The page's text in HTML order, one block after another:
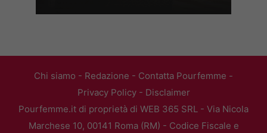
Chi siamo - Redazione - Contatta Pourfemme -
Privacy Policy- Disclaimer
Pourfemme.it di proprietà di WEB 365 SRL - Via Nicola
Marchese 10, 00141 Roma (RM) - Codice Fiscale e